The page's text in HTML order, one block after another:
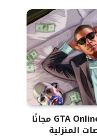
رسمياً: يمكنك لعب GTA Online مجانًا
المنزلية